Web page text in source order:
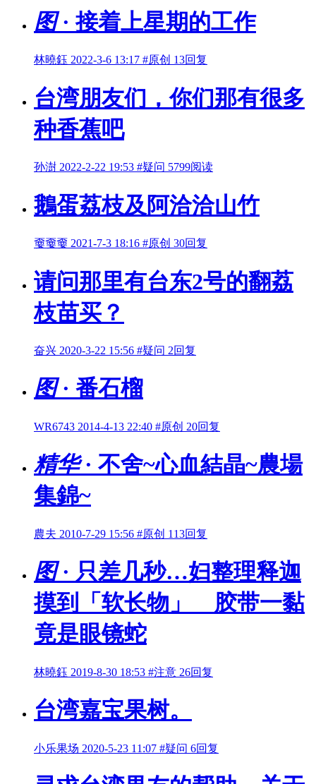
图· 接着上星期的工作
林曉鈺 2022-3-6 13:17 #原创 13回复
台湾朋友们，你们那有很多
种香蕉吧
孙澍 2022-2-22 19:53 #疑问 5799阅读
鵝蛋荔枝及阿洽洽山竹
嫑嫑嫑 2021-7-3 18:16 #原创 30回复
请问那里有台东2号的翻荔
枝苗买？
奋兴 2020-3-22 15:56 #疑问 2回复
图· 番石榴
WR6743 2014-4-13 22:40 #原创 20回复
精华· 不舍~心血結晶~農場
集錦~
農夫 2010-7-29 15:56 #原创 113回复
图· 只差几秒…妇整理释迦
摸到「软长物」 胶带一黏
竟是眼镜蛇
林曉鈺 2019-8-30 18:53 #注意 26回复
台湾嘉宝果树。
小乐果场 2020-5-23 11:07 #疑问 6回复